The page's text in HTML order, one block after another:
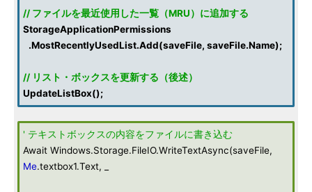
// ファイルを最近使用した一覧（MRU）に追加する
StorageApplicationPermissions
.MostRecentlyUsedList.Add(saveFile, saveFile.Name);
// リスト・ボックスを更新する（後述）
UpdateListBox();
' テキストボックスの内容をファイルに書き込む
Await Windows.Storage.FileIO.WriteTextAsync(saveFile,
Me.textbox1.Text, _